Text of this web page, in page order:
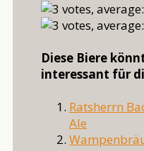
Diese Biere
interessant für
Ratsherrn
Ale